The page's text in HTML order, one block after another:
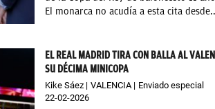
El monarca no acudía a esta cita
EL REAL MADRID TIRA CON BALLA AL
SU DÉCIMA MINICOPA
Kike Sáez VALENCIA
Enviado especial
22-02-2026